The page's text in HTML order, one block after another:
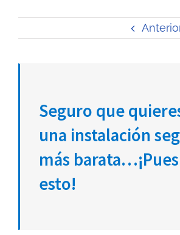
Seguro que
una instalación
más
esto!